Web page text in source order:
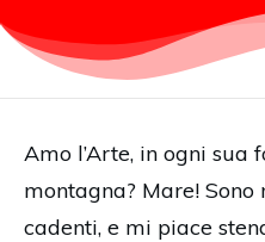
Amo l’Arte, in ogni sua
montagna? Mare!
cadenti, e mi piace